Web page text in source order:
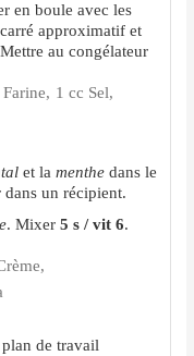
en boule avec les
approximatif et
au congélateur
1 cc Sel,
et lamenthe dans le
dans un récipient.
. Mixer 5 s / vit 6.
de travail